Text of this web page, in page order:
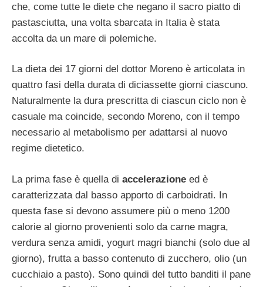
che, come tutte le diete che negano il sacro piatto di
pastasciutta, una volta sbarcata in Italia è stata
accolta da un mare di polemiche.
La dieta dei 17 giorni del dottor Moreno è articolata in
quattro fasi della durata di diciassette giorni ciascuno.
Naturalmente la dura prescritta di ciascun ciclo non è
casuale ma coincide, secondo Moreno, con il tempo
necessario al metabolismo per adattarsi al nuovo
regime dietetico.
La prima fase è quella di accelerazione ed è
caratterizzata dal basso apporto di carboidrati. In
questa fase si devono assumere più o meno 1200
calorie al giorno provenienti solo da carne magra,
verdura senza amidi, yogurt magri bianchi (solo due al
giorno), frutta a basso contenuto di zucchero, olio (un
cucchiaio a pasto). Sono quindi del tutto banditi il pane